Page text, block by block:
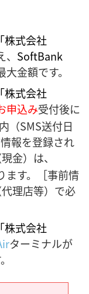
株式会社
SoftBank
金額です。
株式会社
申込み受付後に
（SMS送付日
報を登録され
金）は、
ます。［事前情
代理店等）で必
株式会社
ターミナルが